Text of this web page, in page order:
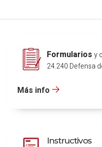
Formularios y
24.240 Defensa
Más info
Instructivos